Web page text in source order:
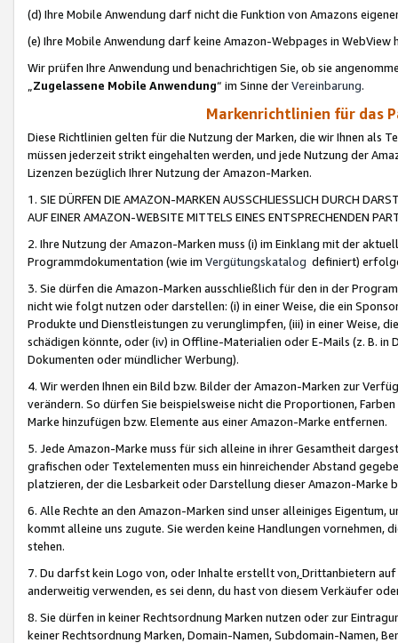
(d) Ihre Mobile Anwendung darf nicht die Funktion von Amazons
(e) Ihre Mobile Anwendung darf keine Amazon-Webpages in WebView
Wir prüfen Ihre Anwendung und benachrichtigen Sie, ob sie
„Zugelassene Mobile Anwendung“ im Sinne derVereinbarung.
Markenrichtlinien für das
Diese Richtlinien gelten für die Nutzung der Marken, die wir Ihnen als
müssen jederzeit strikt eingehalten werden, und jede Nutzung der
Lizenzen bezüglich Ihrer Nutzung der Amazon-Marken.
1. SIE DÜRFEN DIE AMAZON-MARKEN AUSSCHLIESSLICH DURCH
AUF EINER AMAZON-WEBSITE MITTELS EINES ENTSPRECHENDEN
2. Ihre Nutzung der Amazon-Marken muss (i) im Einklang mit der
Programmdokumentation (wie im Vergütungskatalog definiert)
3. Sie dürfen die Amazon-Marken ausschließlich für den in der
nicht wie folgt nutzen oder darstellen: (i) in einer Weise, die ein
Produkte und Dienstleistungen zu verunglimpfen, (iii) in einer Weise,
schädigen könnte, oder (iv) in Offline-Materialien oder E-Mails (z. B. in
Dokumenten oder mündlicher Werbung).
4. Wir werden Ihnen ein Bild bzw. Bilder der Amazon-Marken zur
verändern. So dürfen Sie beispielsweise nicht die Proportionen,
Marke hinzufügen bzw. Elemente aus einer Amazon-Marke entfernen.
5. Jede Amazon-Marke muss für sich alleine in ihrer Gesamtheit
grafischen oder Textelementen muss ein hinreichender Abstand
platzieren, der die Lesbarkeit oder Darstellung dieser Amazon-Marke
6. Alle Rechte an den Amazon-Marken sind unser alleiniges
kommt alleine uns zugute. Sie werden keine Handlungen vornehmen,
stehen.
7. Du darfst kein Logo von, oder Inhalte erstellt von,Drittanbietern auf
anderweitig verwenden, es sei denn, du hast von diesem Verkäufer
8. Sie dürfen in keiner Rechtsordnung Marken nutzen oder zur
keiner Rechtsordnung Marken, Domain-Namen, Subdomain-Namen,